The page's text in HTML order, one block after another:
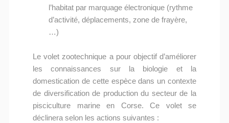
l’habitat par marquage électronique (rythme
d’activité, déplacements, zone de frayère,
…)
Le volet zootechnique a pour objectif d’améliorer
les connaissances sur la biologie et la
domestication de cette espèce dans un contexte
de diversification de production du secteur de la
pisciculture marine en Corse. Ce volet se
déclinera selon les actions suivantes :